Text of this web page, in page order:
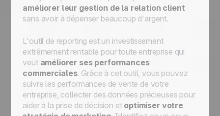
améliorer leur gestion de la relation client
sans avoir à dépenser beaucoup d'argent.
L'outil de reporting est un investissement
extrêmement rentable pour toute entreprise qui
veut améliorer ses performances
commerciales. Grâce à cet outil, vous pouvez
suivre les performances de vente de votre
entreprise, collecter des données précieuses pour
aider à la prise de décision et optimiser votre